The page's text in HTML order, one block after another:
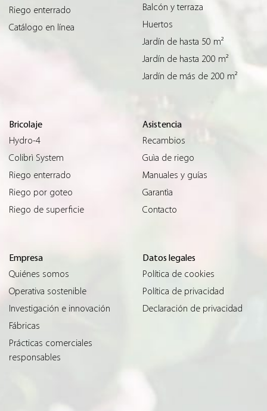
Riego enterrado
Catálogo en línea
Balcón y terraza
Huertos
Jardín de hasta 50 m²
Jardín de hasta 200 m²
Jardín de más de 200 m²
Bricolaje
Hydro-4
Colibrì System
Riego enterrado
Riego por goteo
Riego de superficie
Asistencia
Recambios
Guìa de riego
Manuales y guías
Garantìa
Contacto
Empresa
Quiénes somos
Operativa sostenible
Investigación e innovación
Fábricas
Prácticas comerciales
responsables
Datos legales
Política de cookies
Política de privacidad
Declaración de privacidad